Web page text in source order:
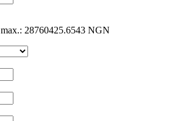
max.: 28760425.6543 NGN